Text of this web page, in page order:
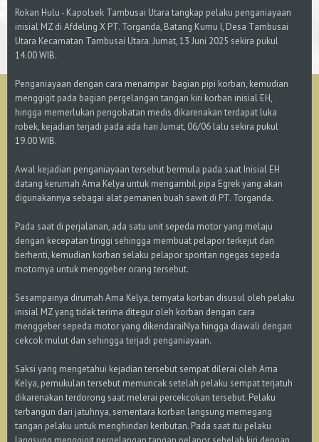
Rokan Hulu - Kapolsek Tambusai Utara tangkap pelaku penganiayaan
inisial MZ di Afdeling X PT. Torganda, Batang Kumu I, Desa Tambusai
Utara Kecamatan Tambusai Utara. Jumat, 13 Juni 2025 sekira pukul
14.00 WIB.
Penganiayaan dengan cara menampar bagian pipi korban, kemudian
menggigit pada bagian pergelangan tangan kiri korban inisial EH,
hingga memerlukan pengobatan medis dikarenakan terdapat luka
robek, kejadian terjadi pada ada hari Jumat, 06/06 lalu sekira pukul
19.00 WIB.
Awal kejadian penganiayaan tersebut bermula pada saat Inisial EH
datang kerumah Ama Kelya untuk mengambil pipa Egrek yang akan
digunakannya sebagai alat pemanen buah sawit di PT. Torganda.
Pada saat di perjalanan, ada satu unit sepeda motor yang melaju
dengan kecepatan tinggi sehingga membuat pelapor terkejut dan
berhenti, kemudian korban selaku pelapor spontan ngegas sepeda
motornya untuk menggeber orang tersebut.
Sesampainya dirumah Ama Kelya, ternyata korban disusul oleh pelaku
inisial MZ yang tidak terima ditegur oleh korban dengan cara
menggeber sepeda motor yang dikendaraiNya hingga diawali dengan
cekcok mulut dan sehingga terjadi penganiayaan.
Saksi yang mengetahui kejadian tersebut sempat dilerai oleh Ama
Kelya, pemukulan tersebut memuncak setelah pelaku sempat terjatuh
dikarenakan terdorong saat melerai percekcokan tersebut. Pelaku
terbangun dari jatuhnya, sementara korban langsung memegang
tangan pelaku untuk menghindari keributan. Pada saat itu pelaku